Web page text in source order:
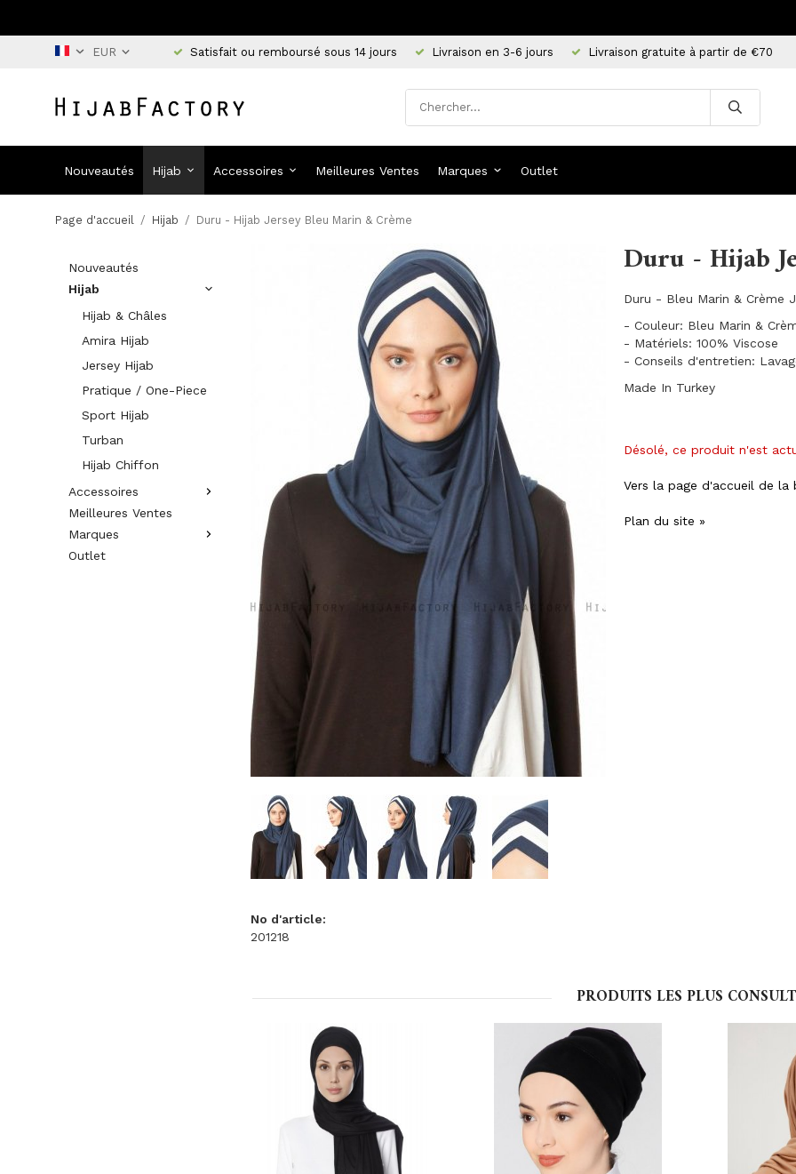
Satisfait ou remboursé sous 14 jours Livraison en 3-6 jours Livraison gratuite à partir de €70
Nouveautés Hijab Accessoires Meilleures Ventes Marques Outlet
Page d'accueil / Hijab / Duru - Hijab Jersey Bleu Marin & Crème
Nouveautés
Hijab
Hijab & Châles
Amira Hijab
Jersey Hijab
Pratique / One-Piece
Sport Hijab
Turban
Hijab Chiffon
Accessoires
Meilleures Ventes
Marques
Outlet
Duru - Hijab
Duru - Bleu Marin & Crème
- Couleur: Bleu Marin &
- Matériels: 100% Viscose
- Conseils d'entretien:
Made In Turkey
Désolé, ce produit n'est
Vers la page d'accueil de la
Plan du site »
No d'article:
201218
PRODUITS LES PLUS